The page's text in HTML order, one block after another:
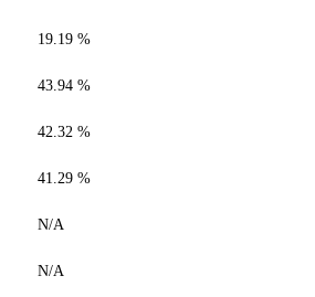
19.19 %
43.94 %
42.32 %
41.29 %
N/A
N/A